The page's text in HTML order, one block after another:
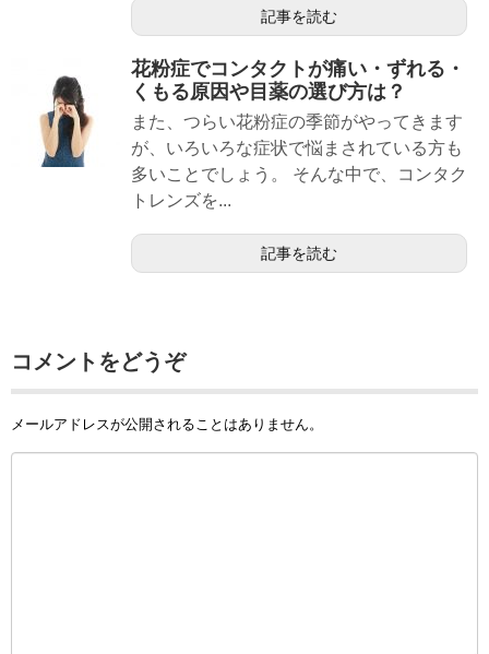
記事を読む
花粉症でコンタクトが痛い・ずれる・
くもる原因や目薬の選び方は？
また、つらい花粉症の季節がやってきます
が、いろいろな症状で悩まされている方も
多いことでしょう。 そんな中で、コンタク
トレンズを...
記事を読む
コメントをどうぞ
メールアドレスが公開されることはありません。